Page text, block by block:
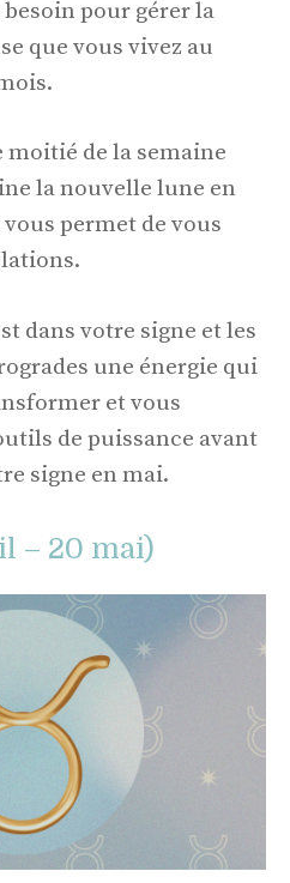
pour gérer la
que vous vivez au
de la semaine
la nouvelle lune en
permet de vous
dans votre signe et les
une énergie qui
et vous
de puissance avant
signe en mai.
– 20 mai)